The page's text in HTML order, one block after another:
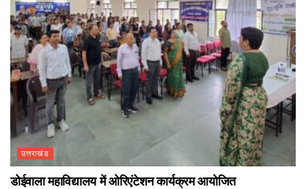
उत्तराखंड
डोईवाला महाविद्यालय में ओरिएंटेशन कार्यक्रम आयोजित